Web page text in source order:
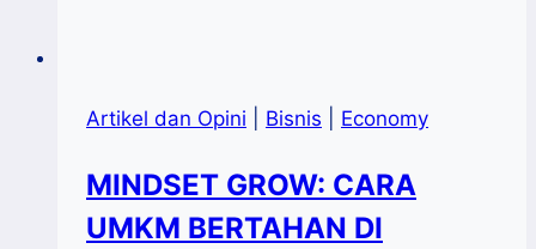
Artikel dan Opini Bisnis Economy
MINDSET GROW: CARA
UMKM BERTAHAN DI